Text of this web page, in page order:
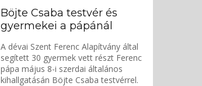
Böjte Csaba testvér és
gyermekei a pápánál
A dévai Szent Ferenc Alapítvány által
segített 30 gyermek vett részt Ferenc
pápa május 8-i szerdai általános
kihallgatásán Böjte Csaba testvérrel.